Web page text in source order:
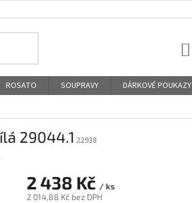
ROSATO SOUPRAVY DÁRKOVÉ POUKAZY
29044.1 22938
2 438 Kč / ks
2 014,88 Kč bez DPH